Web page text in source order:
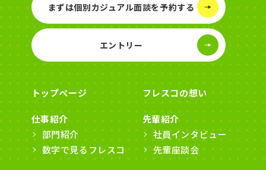
まずは個別カジュアル面談を予約する
エントリー
トップページ フレスコの想い
仕事紹介
部門紹介
数字で見るフレスコ
先輩紹介
社員インタビュー
先輩座談会